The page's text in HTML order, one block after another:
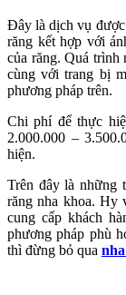
Đây là dịch vụ được
răng kết hợp với
của răng. Quá trình
cùng với trang bị
phương pháp trên.
Chi phí để thực
2.000.000 –
hiện.
Trên đây là những
răng nha khoa. Hy
cung cấp khách
phương pháp phù
thì đừng bỏ qua